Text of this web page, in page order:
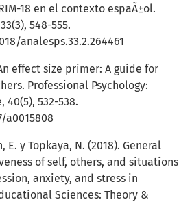
18 en el contexto espaÃ±ol.
548-555.
analesps.33.2.264461
effect size primer: A guide for
Professional Psychology:
40(5), 532-538.
a0015808
E. y Topkaya, N. (2018). General
of self, others, and situations
anxiety, and stress in
Sciences: Theory &